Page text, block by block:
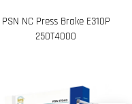
PSN NC Press Brake E310P
250T4000